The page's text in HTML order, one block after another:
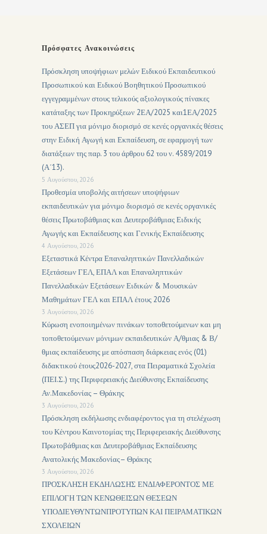
Πρόσφατες Ανακοινώσεις
Πρόσκληση υποψήφιων μελών Ειδικού Εκπαιδευτικού
Προσωπικού και Ειδικού Βοηθητικού Προσωπικού
εγγεγραμμένων στους τελικούς αξιολογικούς πίνακες
κατάταξης των Προκηρύξεων 2ΕΑ/2025 και1ΕΑ/2025
του ΑΣΕΠ για μόνιμο διορισμό σε κενές οργανικές θέσεις
στην Ειδική Αγωγή και Εκπαίδευση, σε εφαρμογή των
διατάξεων της παρ. 3 του άρθρου 62 του ν. 4589/2019
(Α΄13).
5 Αυγούστου, 2026
Προθεσμία υποβολής αιτήσεων υποψήφιων
εκπαιδευτικών για μόνιμο διορισμό σε κενές οργανικές
θέσεις Πρωτοβάθμιας και Δευτεροβάθμιας Ειδικής
Αγωγής και Εκπαίδευσης και Γενικής Εκπαίδευσης
4 Αυγούστου, 2026
Εξεταστικά Κέντρα Επαναληπτικών Πανελλαδικών
Εξετάσεων ΓΕΛ, ΕΠΑΛ και Επαναληπτικών
Πανελλαδικών Εξετάσεων Ειδικών & Μουσικών
Μαθημάτων ΓΕΛ και ΕΠΑΛ έτους 2026
3 Αυγούστου, 2026
Κύρωση ενοποιημένων πινάκων τοποθετούμενων και μη
τοποθετούμενων μόνιμων εκπαιδευτικών Α/θμιας & Β/
θμιας εκπαίδευσης με απόσπαση διάρκειας ενός (01)
διδακτικού έτους2026-2027, στα Πειραματικά Σχολεία
(ΠΕΙ.Σ.) της Περιφερειακής Διεύθυνσης Εκπαίδευσης
Αν.Μακεδονίας – Θράκης
3 Αυγούστου, 2026
Πρόσκληση εκδήλωσης ενδιαφέροντος για τη στελέχωση
του Κέντρου Καινοτομίας της Περιφερειακής Διεύθυνσης
Πρωτοβάθμιας και Δευτεροβάθμιας Εκπαίδευσης
Ανατολικής Μακεδονίας– Θράκης
3 Αυγούστου, 2026
ΠΡΟΣΚΛΗΣΗ ΕΚΔΗΛΩΣΗΣ ΕΝΔΙΑΦΕΡΟΝΤΟΣ ΜΕ
ΕΠΙΛΟΓΗ ΤΩΝ ΚΕΝΩΘΕΙΣΩΝ ΘΕΣΕΩΝ
ΥΠΟΔΙΕΥΘΥΝΤΩΝΠΡΟΤΥΠΩΝ ΚΑΙ ΠΕΙΡΑΜΑΤΙΚΩΝ
ΣΧΟΛΕΙΩΝ